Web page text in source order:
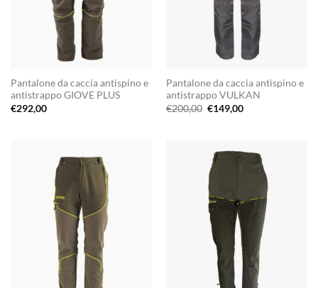
Pantalone da caccia antispino e
antistrappo GIOVE PLUS
€292,00
Pantalone da caccia antispino e
antistrappo VULKAN
€200,00 Il
prezzo
€149,00Il